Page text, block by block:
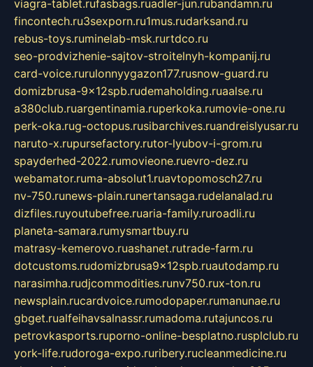
viagra-tablet.rufasbags.ruadler-jun.rubandamn.ru
fincontech.ru3sexporn.ru1mus.rudarksand.ru
rebus-toys.ruminelab-msk.rurtdco.ru
seo-prodvizhenie-sajtov-stroitelnyh-kompanij.ru
card-voice.rurulonnyygazon177.rusnow-guard.ru
domizbrusa-9x12spb.rudemaholding.ruaalse.ru
a380club.ruargentinamia.ruperkoka.rumovie-one.ru
perk-oka.rug-octopus.rusibarchives.ruandreislyusar.ru
naruto-x.rupursefactory.rutor-lyubov-i-grom.ru
spayderhed-2022.rumovieone.ruevro-dez.ru
webamator.ruma-absolut1.ruavtopomosch27.ru
nv-750.runews-plain.runertansaga.rudelanalad.ru
dizfiles.ruyoutubefree.ruaria-family.ruroadli.ru
planeta-samara.rumysmartbuy.ru
matrasy-kemerovo.ruashanet.rutrade-farm.ru
dotcustoms.rudomizbrusa9x12spb.ruautodamp.ru
narasimha.rudjcommodities.runv750.rux-ton.ru
newsplain.rucardvoice.rumodopaper.rumanunae.ru
gbget.rualfeihavsalnassr.rumadoma.rutajuncos.ru
petrovkasports.ruporno-online-besplatno.rusplclub.ru
york-life.rudoroga-expo.ruribery.rucleanmedicine.ru